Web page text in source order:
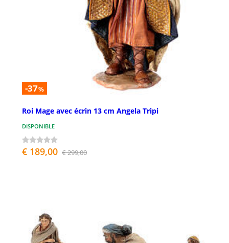
-37%
Roi Mage avec écrin 13 cm Angela Tripi
DISPONIBLE
€ 189,00 € 299,00